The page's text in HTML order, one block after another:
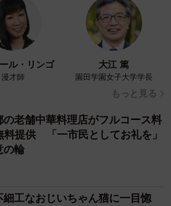
されます」
まれた7年前からTwitterで生活
で通算1000本を超えたそうで
いの時間がかかりますか？
時間は15分くらい。忙しくて
中で、日々のことを日記のよ
ル・リンゴ
漫才師
大江 篤
園田学園女子大学学長
もっと見る
の老舗中華料理店がフルコース料
料提供 「一市民としてお礼を」
の輪
細工なおじいちゃん猫に一目惚